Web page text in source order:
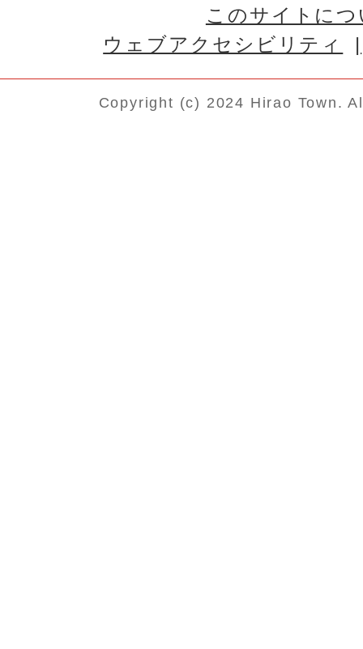
このサイトに
ウェブアクセシビリティ
Copyright (c) 2024 Hirao Town.